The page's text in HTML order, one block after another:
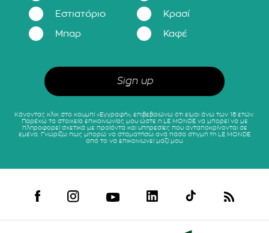
Εστιατόριο Κρασί
Μπαρ Καφέ
Κάνοντας κλικ στο κουμπί «Εγγραφή», επιβεβαιώνω ότι είμαι άνω των 18 ετών.
Παρέχω τα στοιχεία επικοινωνίας μου ώστε η LE MONDE να μπορεί να με
πληροφορεί σχετικά με προϊόντα και υπηρεσίες που ανταποκρίνονται σε
εμένα. Γνωρίζω πως μπορώ να σταματήσω ανά πάσα στιγμή τη LE MONDE
από το να επικοινωνεί μαζί μου.